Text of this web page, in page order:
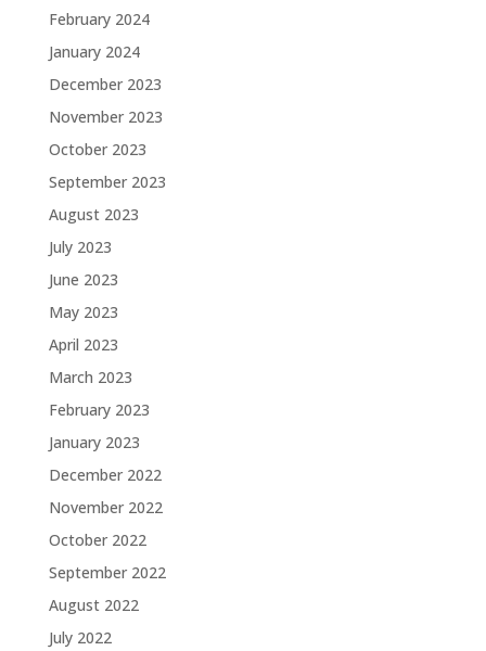
February 2024
January 2024
December 2023
November 2023
October 2023
September 2023
August 2023
July 2023
June 2023
May 2023
April 2023
March 2023
February 2023
January 2023
December 2022
November 2022
October 2022
September 2022
August 2022
July 2022